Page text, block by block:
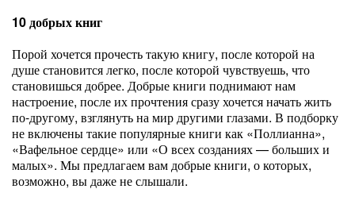
10 добрых книг
Порой хочется прочесть такую книгу, после которой на
душе становится легко, после которой чувствуешь, что
становишься добрее. Добрые книги поднимают нам
настроение, после их прочтения сразу хочется начать жить
по-другому, взглянуть на мир другими глазами. В подборку
не включены такие популярные книги как «Поллианна»,
«Вафельное сердце» или «О всех созданиях — больших и
малых». Мы предлагаем вам добрые книги, о которых,
возможно, вы даже не слышали.